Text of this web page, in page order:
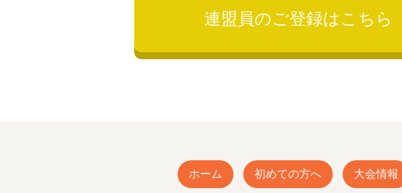
連盟員のご登録はこちら
ホーム 初めての方へ 大会情報